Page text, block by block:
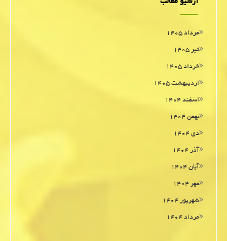
مرداد ۱۴۰۵
تیر ۱۴۰۵
خرداد ۱۴۰۵
اردیبهشت ۱۴۰۵
اسفند ۱۴۰۴
بهمن ۱۴۰۴
دی ۱۴۰۴
آذر ۱۴۰۴
آبان ۱۴۰۴
مهر ۱۴۰۴
شهریور ۱۴۰۴
مرداد ۱۴۰۴